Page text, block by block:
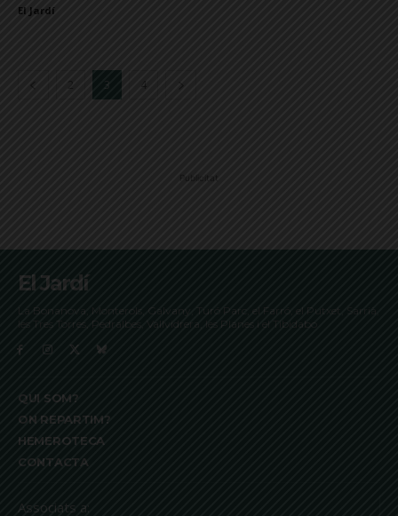
El Jardí
2 3 4
Publicitat
El Jardí
La Bonanova, Monterols, Galvany, Turó Parc, el Farró, el Putxet, Sarrià,
les Tres Torres, Pedralbes, Vallvidrera, les Planes i el Tibidabo
QUI SOM?
ON REPARTIM?
HEMEROTECA
CONTACTA
Associats a: